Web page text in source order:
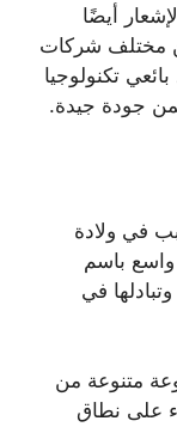
أيضًا
مختلف شركات
تكنولوجيا
جودة جيدة.
في ولادة
واسع باسم
في
متنوعة من
على نطاق